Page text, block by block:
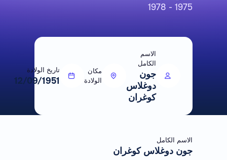
1975 - 1978
الاسم
الكامل
جون
دوغلاس
كوغران
مكان
الولادة
تاريخ الولادة
12/09/1951
الاسم الكامل
جون دوغلاس كوغران